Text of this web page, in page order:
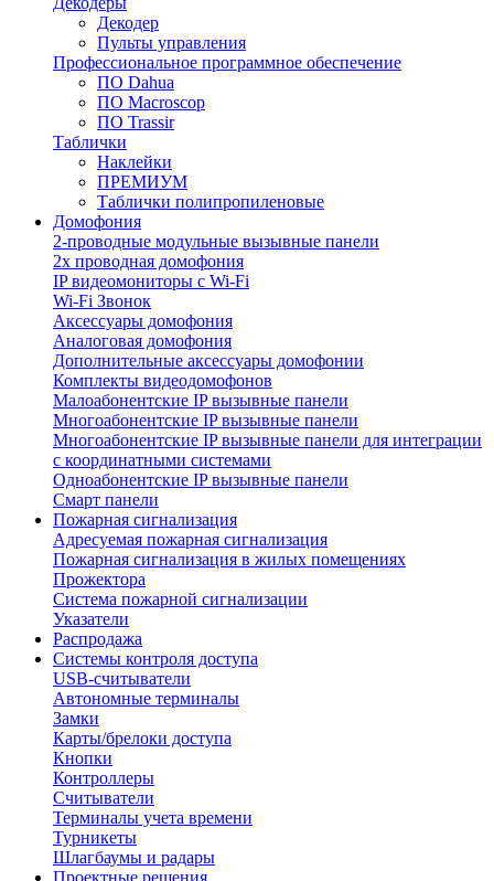
Декодер
Пульты управления
Профессиональное программное обеспечение
ПО Dahua
ПО Macroscop
ПО Trassir
Таблички
Наклейки
ПРЕМИУМ
Таблички полипропиленовые
Домофония
2-проводные модульные вызывные панели
2х проводная домофония
IP видеомониторы с Wi-Fi
Wi-Fi Звонок
Аксессуары домофония
Аналоговая домофония
Дополнительные аксессуары домофонии
Комплекты видеодомофонов
Малоабонентские IP вызывные панели
Многоабонентские IP вызывные панели
Многоабонентские IP вызывные панели для интеграции
с координатными системами
Одноабонентские IP вызывные панели
Смарт панели
Пожарная сигнализация
Адресуемая пожарная сигнализация
Пожарная сигнализация в жилых помещениях
Прожектора
Система пожарной сигнализации
Указатели
Распродажа
Системы контроля доступа
USB-считыватели
Автономные терминалы
Замки
Карты/брелоки доступа
Кнопки
Контроллеры
Считыватели
Терминалы учета времени
Турникеты
Шлагбаумы и радары
Проектные решения